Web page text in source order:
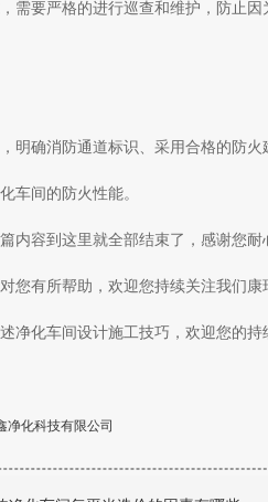
需要严格的进行巡查和维护，防止
明确消防通道标识、采用合格的防
车间的防火性能。
内容到这里就全部结束了，感谢您
您有所帮助，欢迎您持续关注我们
净化车间设计施工技巧，欢迎您的持
净化科技有限公司